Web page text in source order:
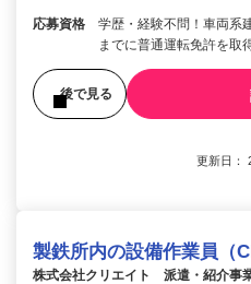
応募資格
学歴・経験不問！車両系
までに普通運転免許を取
後で見る
更新日：
製鉄所内の設備作業員（
株式会社クリエイト 派遣・紹介事